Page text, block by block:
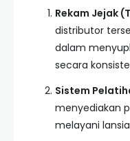
Rekam Jejak
distributor
dalam
secara
Sistem
menyediakan
melayani